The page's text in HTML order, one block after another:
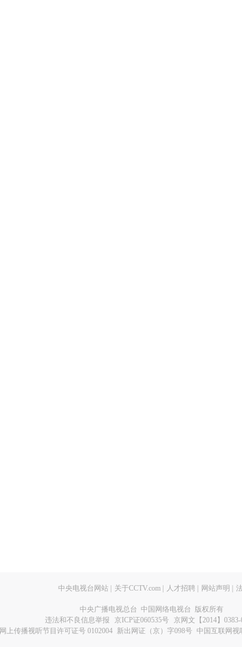
中央电视台网站 关于CCTV.com 人才招聘 网站声明
中央广播电视总台 中国网络电视台 版权所有
违法和不良信息举报
京ICP证060535号
京网文【2014】0383-
网上传播视听节目许可证号 0102004 新出网证（京）字098号 中国互联网视